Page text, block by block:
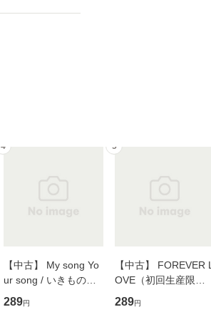
4
【中古】 My song Yo
ur song / いきものが
かり / [CD]【メール便
送料無料】
289円
5
【中古】 FOREVER L
OVE（初回生産限定
盤） / 清水翔太×加藤
ミリヤ / [CD]【メール
289円